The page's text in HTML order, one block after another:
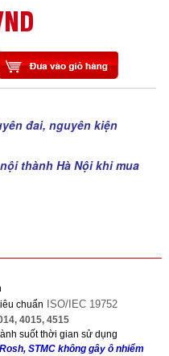
đai, nguyên kiện
thành Hà Nội khi mua
chuẩn ISO/IEC 19752
4015, 4515
suốt thời gian sử dụng
STMC không gây ô nhiểm